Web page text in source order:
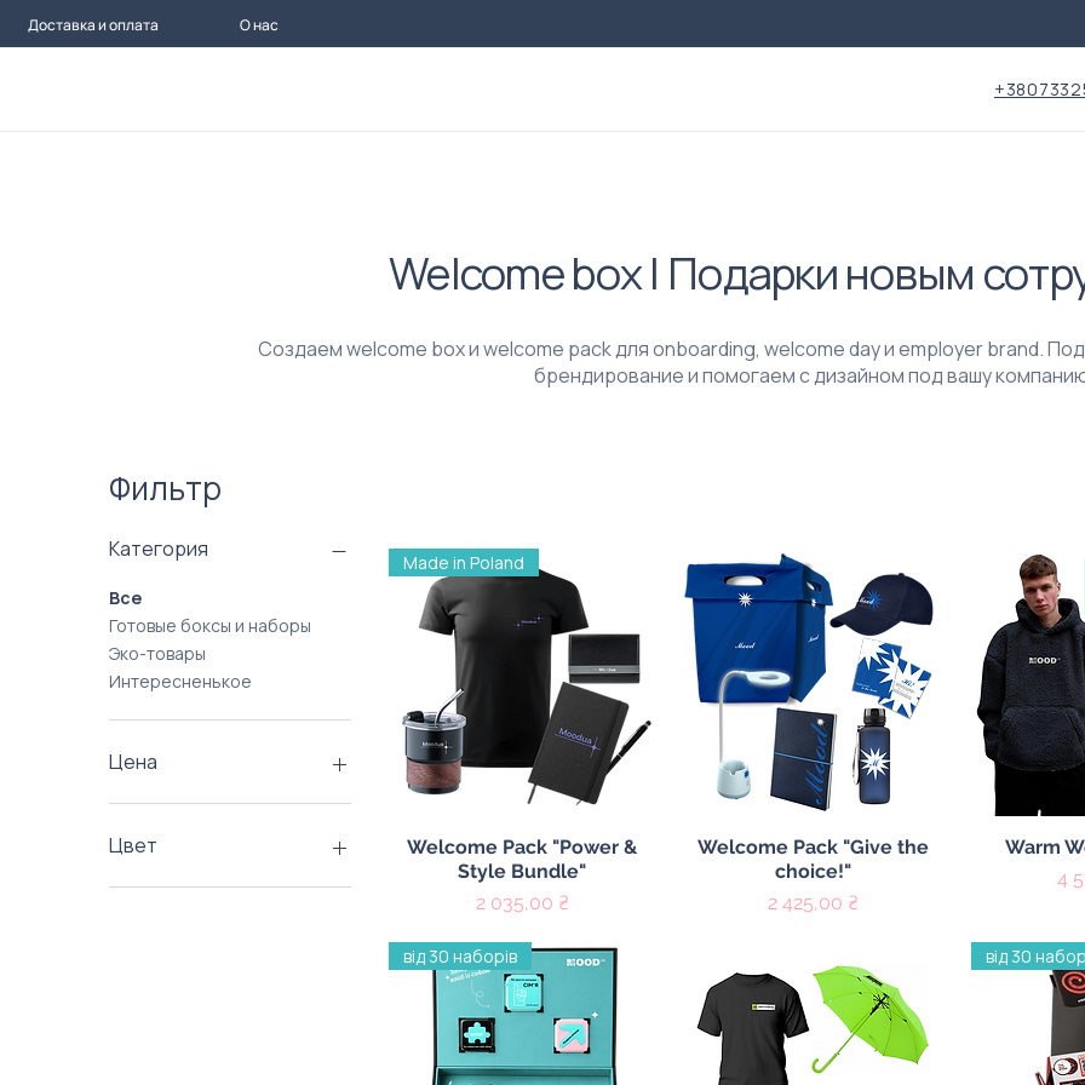
Доставка и оплата О нас
Welcome box | Подарки новым
Создаем welcome box и welcome pack для onboarding, welcome day и employer brand.
брендирование и помогаем с дизайном под вашу
Фильтр
Категория
Все
Готовые боксы и наборы
Эко-товары
Интересненькое
Цена
Цвет Быстрый просмотр
Made in Poland
Welcome Pack "Power &
Style Bundle"
Цена
2 035,00 ₴
Быстрый просмотр
Welcome Pack "Give the
choice!"
Цена
2 425,00 ₴
Warm
4
від 30 наборів від 30